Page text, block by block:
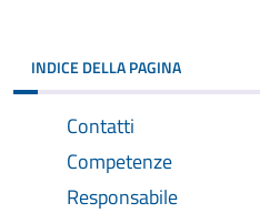
INDICE DELLA PAGINA
Contatti
Competenze
Responsabile